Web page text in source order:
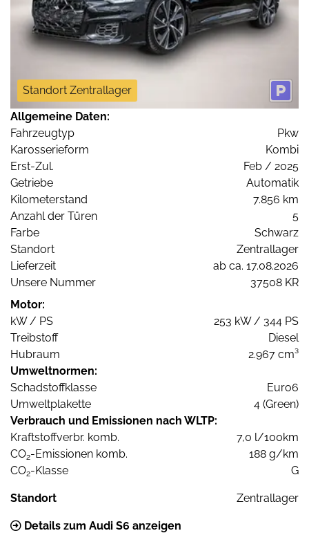
Standort Zentrallager
Allgemeine Daten:
Fahrzeugtyp
Pkw
Karosserieform
Kombi
Erst-Zul.
Feb / 2025
Getriebe
Automatik
Kilometerstand
7.856 km
Anzahl der Türen
5
Farbe
Schwarz
Standort
Zentrallager
Lieferzeit
ab ca. 17.08.2026
Unsere Nummer
37508 KR
Motor:
kW / PS
253 kW / 344 PS
Treibstoff
Diesel
Hubraum
2.967 cm³
Umweltnormen:
Schadstoffklasse
Euro6
Umweltplakette
4 (Green)
Verbrauch und Emissionen nach WLTP:
Kraftstoffverbr. komb.
7,0 l/100km
CO2-Emissionen komb.
188 g/km
CO2-Klasse G
Standort Zentrallager
Details zum Audi S6 anzeigen